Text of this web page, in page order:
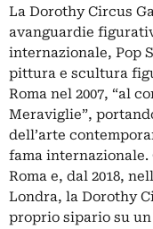
La Dorothy Circus
avanguardie
internazionale, Pop
pittura e scultura
Roma nel 2007, “al
Meraviglie”,
dell’arte
fama
Roma e, dal 2018,
Londra, la Dorothy
proprio sipario su